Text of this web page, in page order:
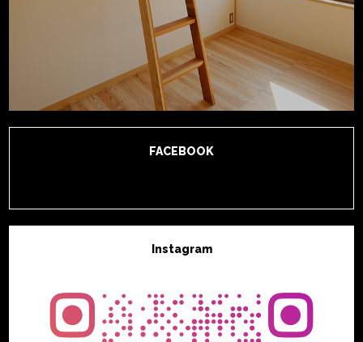
FACEBOOK
Instagram